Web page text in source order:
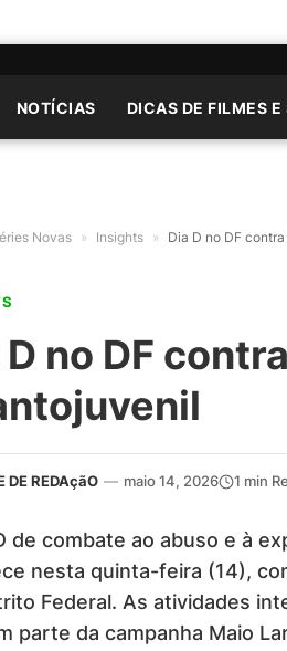
NOTÍCIAS DICAS DE FILMES E
Novas » Insights » Dia D no DF
D no DF
DE REDAçãO — maio 14, 2026 1 min
de combate ao abuso e à
nesta quinta-feira (14),
Federal. As atividades
parte da campanha Maio